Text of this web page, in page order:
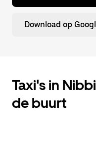
Download op
Taxi's in
de buurt